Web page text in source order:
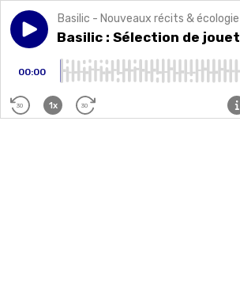
Play episode#MerryBasilic : Sélection de
Basilic - Nouveaux récits & écologie
#MerryBasilic : Sélection de
00:00
30 1x 30